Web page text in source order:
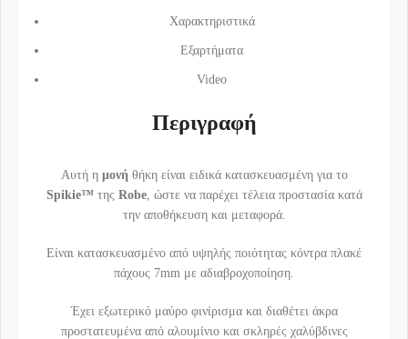
Χαρακτηριστικά
Εξαρτήματα
Video
Περιγραφή
Αυτή η μονή θήκη είναι ειδικά κατασκευασμένη για τo
Spikie™της Robe, ώστε να παρέχει τέλεια προστασία κατά
την αποθήκευση και μεταφορά.
Είναι κατασκευασμένο από υψηλής ποιότητας κόντρα πλακέ
πάχους 7mm με αδιαβροχοποίηση.
Έχει εξωτερικό μαύρο φινίρισμα και διαθέτει άκρα
προστατευμένα από αλουμίνιο και σκληρές χαλύβδινες